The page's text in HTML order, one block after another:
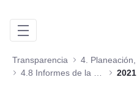
Transparencia
2021